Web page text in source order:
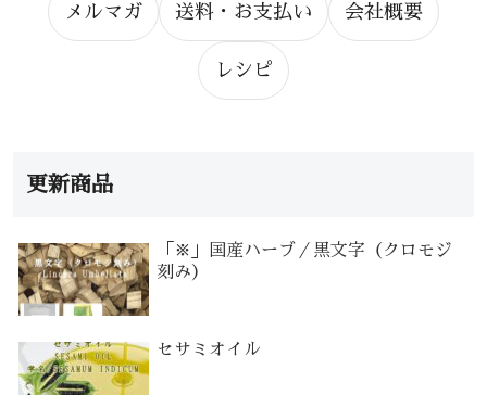
メルマガ 送料・お支払い 会社概要
レシピ
更新商品
「※」国産ハーブ／黒文字（クロモジ
刻み）
セサミオイル